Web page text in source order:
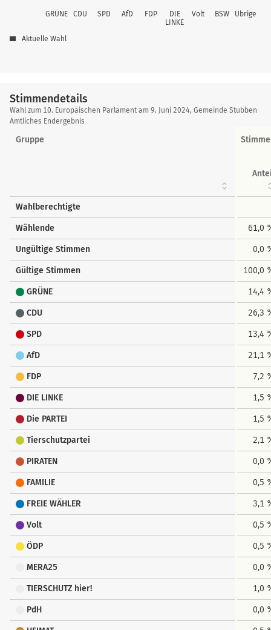
GRÜNE CDU SPD AfD FDP
DIE
LINKE
Volt BSW Übrige
Aktuelle Wahl
Stimmendetails
Stimmendetails
Wahl zum 10. Europäischen Parlament am 9. Juni 2024, Gemeinde Stubben
Amtliches Endergebnis
Gruppe
Wahlberechtigte
Wählende 61,0
Ungültige Stimmen 0,0
Gültige Stimmen 100,0
GRÜNE 14,4
CDU 26,3
SPD 13,4
AfD 21,1
FDP 7,2
DIE LINKE 1,5
Die PARTEI 1,5
Tierschutzpartei 2,1
PIRATEN 0,0
FAMILIE 0,5
FREIE WÄHLER 3,1
Volt 0,5
ÖDP 0,5
MERA25 0,0
TIERSCHUTZ hier! 1,0
PdH 0,0